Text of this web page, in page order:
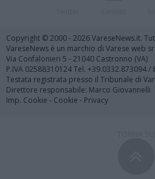
Copyright © 2000 - 2026 VareseNews.it.
VareseNews è un marchio di Varese web srl
Via Confalonieri 5 - 21040 Castronno (VA)
P.IVA 02588310124 Tel. +39.0332.873094 /
Testata registrata presso il Tribunale di
Direttore responsabile: Marco Giovannelli
Imp. Cookie - Cookie - Privacy